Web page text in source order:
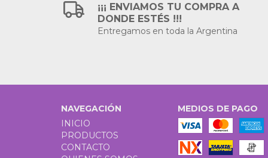
¡¡¡ ENVIAMOS TU COMPRA A
DONDE ESTÉS !!!
Entregamos en toda la Argentina
NAVEGACIÓN
INICIO
PRODUCTOS
CONTACTO
MEDIOS DE PAGO